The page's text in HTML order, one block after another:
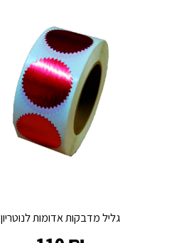
גליל מדבקות אדומות לנוטריון